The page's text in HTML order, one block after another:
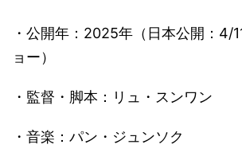
・公開年：2025年（日本公開：4/
ョー）
・監督・脚本：リュ・スンワン
・音楽：パン・ジュンソク